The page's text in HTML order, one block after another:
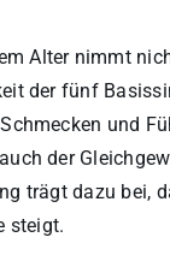
Alter nimmt
der fünf
und
der
trägt dazu bei,
steigt.